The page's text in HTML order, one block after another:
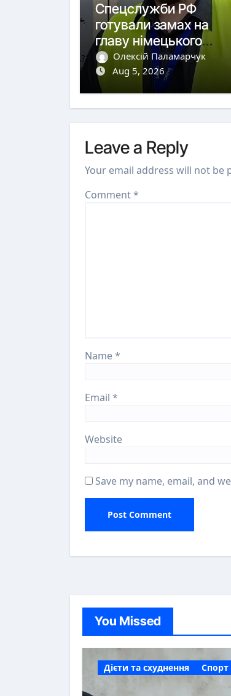
Спецслужби РФ
готували замах на
главу німецького
виробника дронів
Олексій Паламарчук
Aug 5, 2026
Leave a Reply
Your email address will not be
Comment*
Name*
Email *
Website
Save my name, email, and
You Missed
Дієти та схуднення Спорт